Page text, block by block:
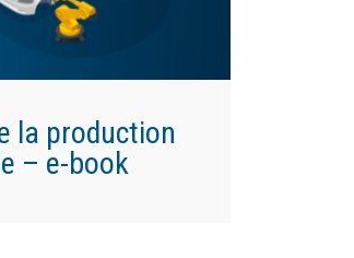
la production
– e-book